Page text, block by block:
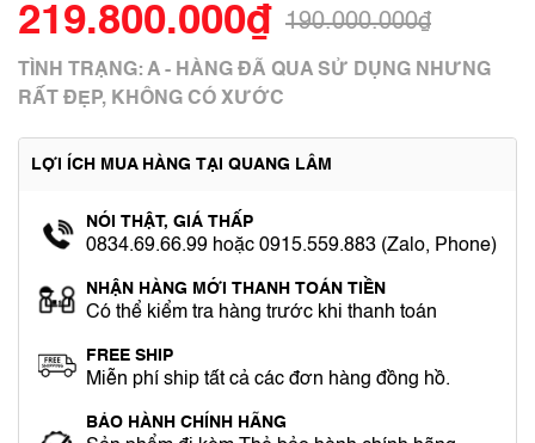
219.800.000₫ 190.000.000₫
TÌNH TRẠNG: A - HÀNG ĐÃ QUA SỬ DỤNG NHƯNG
RẤT ĐẸP, KHÔNG CÓ XƯỚC
LỢI ÍCH MUA HÀNG TẠI QUANG LÂM
NÓI THẬT, GIÁ THẤP
0834.69.66.99 hoặc 0915.559.883 (Zalo, Phone)
NHẬN HÀNG MỚI THANH TOÁN TIỀN
Có thể kiểm tra hàng trước khi thanh toán
FREE SHIP
Miễn phí ship tất cả các đơn hàng đồng hồ.
BẢO HÀNH CHÍNH HÃNG